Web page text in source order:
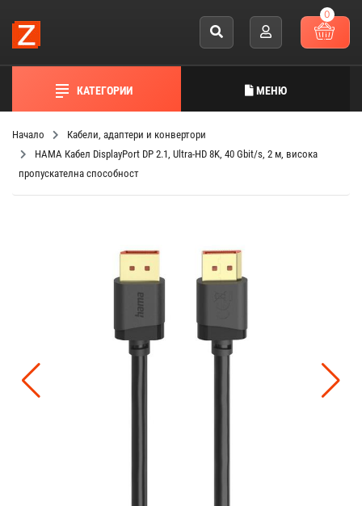
0
КАТЕГОРИИ МЕНЮ
Начало
Кабели, адаптери и конвертори
HAMA Кабел DisplayPort DP 2.1, Ultra-HD 8K, 40 Gbit/s, 2 м, висока
пропускателна способност